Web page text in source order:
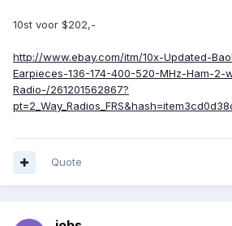
10st voor $202,-
http://www.ebay.com/itm/10x-Updated-
Earpieces-136-174-400-520-MHz-Ham-2-
Radio-/261201562867?
Quote